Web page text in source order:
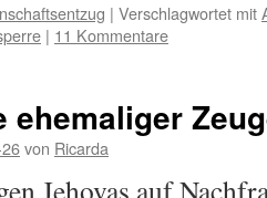
| Verschlagwortet mit
| 11 Kommentare
ehemaliger
von Ricarda
Jehovas auf